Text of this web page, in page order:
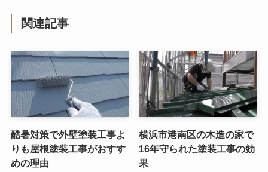
関連記事
酷暑対策で外壁塗装工事よ
りも屋根塗装工事がおすす
めの理由
横浜市港南区の木造の家で
16年守られた塗装工事の効
果